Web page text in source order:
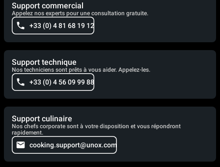
Support commercial
Appelez nos experts pour une consultation gratuite.
+33 (0) 4 81 68 19 12
Support technique
Nos techniciens sont prêts à vous aider. Appelez-les.
+33 (0) 4 56 09 99 88
Support culinaire
Nos chefs corporate sont à votre disposition et vous répondront
rapidement.
cooking.support@unox.com